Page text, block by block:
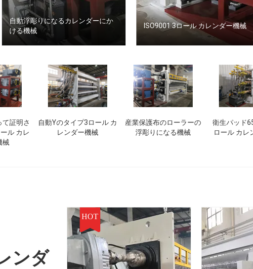
自動浮彫りになるカレンダーにか
ける機械
ISO9001 3ロール カレンダー機械
証明さ
ル カレ
械
自動Yのタイプ3ロール カ
レンダー機械
産業保護布のローラーの
浮彫りになる機械
衛生パッド
ロール カレ
ンダ
HOT